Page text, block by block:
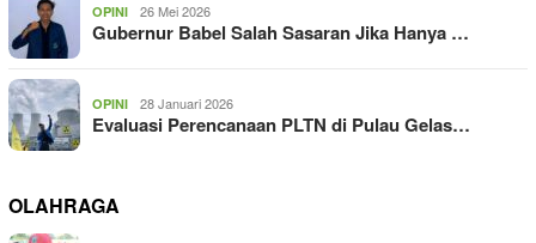
OPINI 26 Mei 2026
Gubernur Babel Salah Sasaran Jika Hanya …
OPINI 28 Januari 2026
Evaluasi Perencanaan PLTN di Pulau Gelas…
OLAHRAGA